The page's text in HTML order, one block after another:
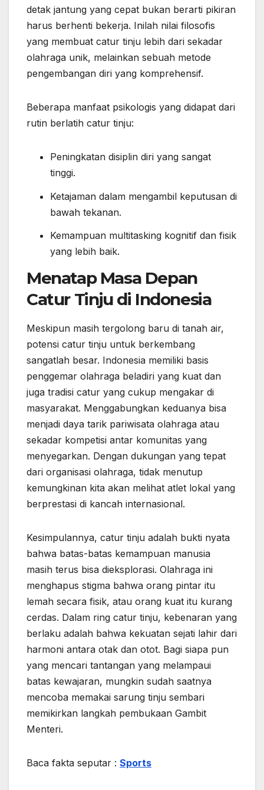
detak jantung yang cepat bukan berarti pikiran
harus berhenti bekerja. Inilah nilai filosofis
yang membuat catur tinju lebih dari sekadar
olahraga unik, melainkan sebuah metode
pengembangan diri yang komprehensif.
Beberapa manfaat psikologis yang didapat dari
rutin berlatih catur tinju:
Peningkatan disiplin diri yang sangat
tinggi.
Ketajaman dalam mengambil keputusan di
bawah tekanan.
Kemampuan multitasking kognitif dan fisik
yang lebih baik.
Menatap Masa Depan
Catur Tinju di Indonesia
Meskipun masih tergolong baru di tanah air,
potensi catur tinju untuk berkembang
sangatlah besar. Indonesia memiliki basis
penggemar olahraga beladiri yang kuat dan
juga tradisi catur yang cukup mengakar di
masyarakat. Menggabungkan keduanya bisa
menjadi daya tarik pariwisata olahraga atau
sekadar kompetisi antar komunitas yang
menyegarkan. Dengan dukungan yang tepat
dari organisasi olahraga, tidak menutup
kemungkinan kita akan melihat atlet lokal yang
berprestasi di kancah internasional.
Kesimpulannya, catur tinju adalah bukti nyata
bahwa batas-batas kemampuan manusia
masih terus bisa dieksplorasi. Olahraga ini
menghapus stigma bahwa orang pintar itu
lemah secara fisik, atau orang kuat itu kurang
cerdas. Dalam ring catur tinju, kebenaran yang
berlaku adalah bahwa kekuatan sejati lahir dari
harmoni antara otak dan otot. Bagi siapa pun
yang mencari tantangan yang melampaui
batas kewajaran, mungkin sudah saatnya
mencoba memakai sarung tinju sembari
memikirkan langkah pembukaan Gambit
Menteri.
Baca fakta seputar : Sports